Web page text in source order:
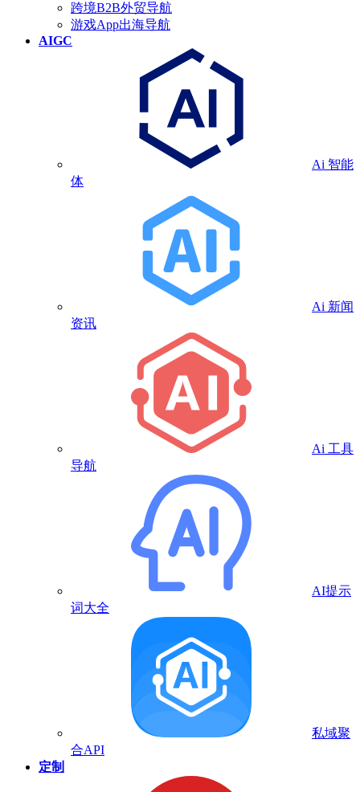
跨境B2B外贸导航
游戏App出海导航
AIGC
Ai 智能
体
Ai 新闻
资讯
Ai 工具
导航
AI提示
词大全
私域聚
合API
定制